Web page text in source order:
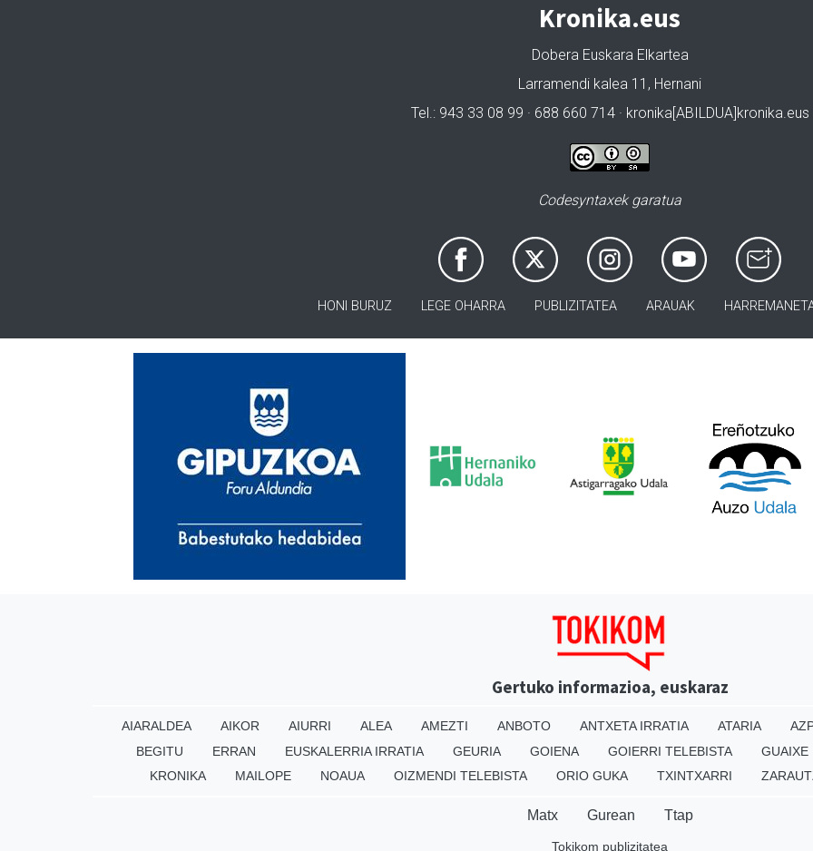
Kronika.eus
Dobera Euskara Elkartea
Larramendi kalea 11, Hernani
Tel.: 943 33 08 99 · 688 660 714 · kronika[ABILDUA]kronika.eus
Codesyntaxek garatua
HONI BURUZ LEGE OHARRA PUBLIZITATEA ARAUAK
Gertuko informazioa, euskaraz
AIARALDEA AIKOR AIURRI ALEA AMEZTI ANBOTO ANTXETA IRRATIA ATARIA
BEGITU
ERRAN EUSKALERRIA IRRATIA GEURIA GOIENA GOIERRI TELEBISTA
GUAIXE
KRONIKA
MAILOPE NOAUA OIZMENDI TELEBISTA ORIO GUKA TXINTXARRI
Matx Gurean Ttap
Tokikom publizitatea